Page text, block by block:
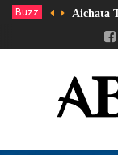
Buzz Aichata